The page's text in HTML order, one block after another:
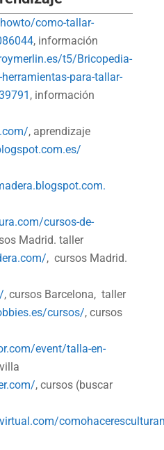
como-tallar-
, información
t5/Bricopedia-
para-tallar-
, información
, aprendizaje
cursos-de-
Madrid. taller
, cursos Madrid.
, cursos Barcelona, taller
cursos/, cursos
event/talla-en-
, cursos (buscar